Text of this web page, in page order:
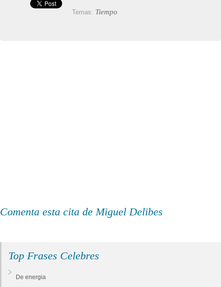
Temas: Tiempo
Comenta esta cita de Miguel Delibes
Top Frases Celebres
De energia